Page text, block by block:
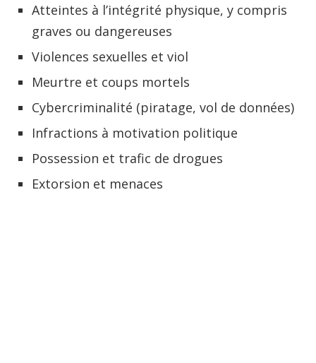
Atteintes à l’intégrité physique, y compris
graves ou dangereuses
Violences sexuelles et viol
Meurtre et coups mortels
Cybercriminalité (piratage, vol de données)
Infractions à motivation politique
Possession et trafic de drogues
Extorsion et menaces